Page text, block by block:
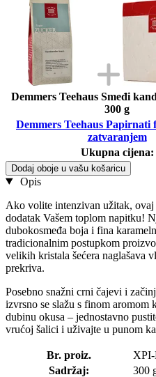
Demmers Teehaus Smeđi
300 g
Demmers Teehaus Papirnati
zatvaranjem
Ukupna cijena:
Dodaj oboje u vašu košaricu
Opis
Ako volite intenzivan užitak, ovaj
dodatak Vašem toplom napitku!
dubokosmeđa boja i fina
tradicionalnim postupkom
velikih kristala šećera naglašava
prekriva.
Posebno snažni crni čajevi i
izvrsno se slažu s finom aromom
dubinu okusa – jednostavno
vrućoj šalici i uživajte u punom
Br. proiz.
Sadržaj:
300